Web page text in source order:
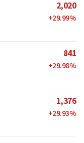
2,020
+29.99%
841
+29.98%
1,376
+29.93%